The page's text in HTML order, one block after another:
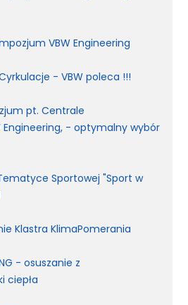
VBW Engineering
- VBW poleca !!!
pt. Centrale
Engineering, - optymalny wybór
Sportowej "Sport w
Klastra KlimaPomerania
- osuszanie z
ciepła